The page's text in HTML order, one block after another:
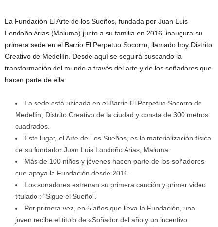
La Fundación El Arte de los Sueños, fundada por Juan Luis
Londoño Arias (Maluma) junto a su familia en 2016, inaugura su
primera sede en el Barrio El Perpetuo Socorro, llamado hoy Distrito
Creativo de Medellín. Desde aquí se seguirá buscando la
transformación del mundo a través del arte y de los soñadores que
hacen parte de ella.
La sede está ubicada en el Barrio El Perpetuo Socorro de
Medellín, Distrito Creativo de la ciudad y consta de 300 metros
cuadrados.
Este lugar, el Arte de Los Sueños, es la materialización física
de su fundador Juan Luis Londoño Arias, Maluma.
Más de 100 niños y jóvenes hacen parte de los soñadores
que apoya la Fundación desde 2016.
Los sonadores estrenan su primera canción y primer video
titulado : “Sigue el Sueño”.
Por primera vez, en 5 años que lleva la Fundación, una
joven recibe el titulo de «Soñador del año y un incentivo